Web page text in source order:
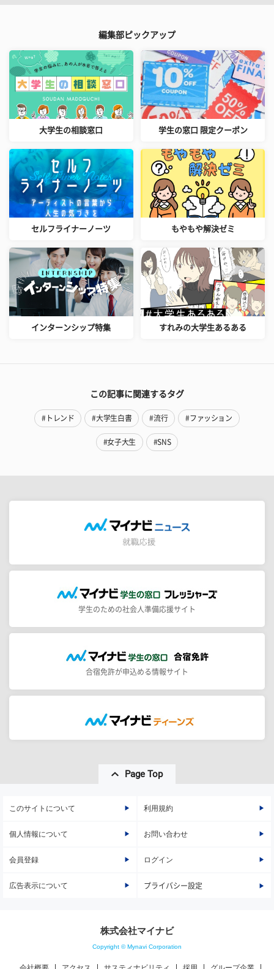
編集部ピックアップ
大学生の相談窓口 学生の窓口 限定クーポン
セルフライナーノーツ もやもや解決ゼミ
インターンシップ特集 すれみの大学生あるある
この記事に関連するタグ
#トレンド #大学生白書 #流行 #ファッション
#女子大生 #SNS
学生のための社会人準備応援サイト
合宿免許が申込める情報サイト
Page Top
このサイトについて 利用規約
個人情報について お問い合わせ
会員登録 ログイン
広告表示について プライバシー設定
株式会社マイナビ
Copyright © Mynavi Corporation